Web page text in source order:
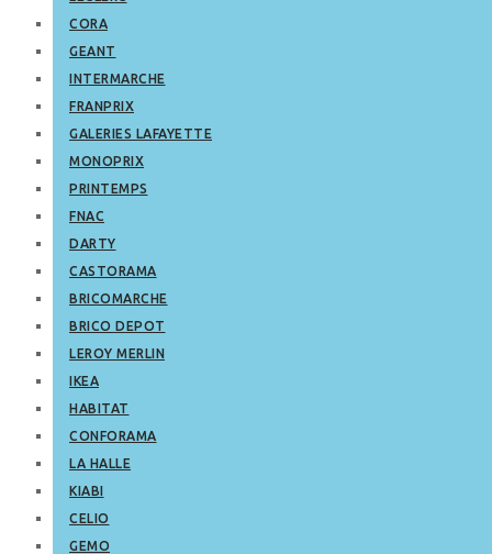
CORA
GEANT
INTERMARCHE
FRANPRIX
GALERIES LAFAYETTE
MONOPRIX
PRINTEMPS
FNAC
DARTY
CASTORAMA
BRICOMARCHE
BRICO DEPOT
LEROY MERLIN
IKEA
HABITAT
CONFORAMA
LA HALLE
KIABI
CELIO
GEMO